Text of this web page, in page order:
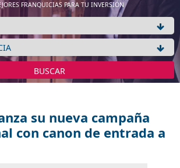
FRANQUICIAS PARA TU INVERSIÓN
BUSCAR
su nueva campaña
con canon de entrada a